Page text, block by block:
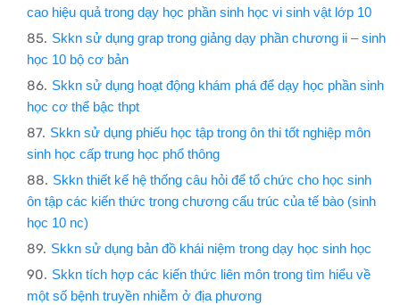
cao hiệu quả trong dạy học phần sinh học vi sinh vật lớp 10
Skkn sử dụng grap trong giảng dạy phần chương ii – sinh
học 10 bộ cơ bản
Skkn sử dụng hoạt động khám phá để dạy học phần sinh
học cơ thể bậc thpt
Skkn sử dụng phiếu học tập trong ôn thi tốt nghiệp môn
sinh học cấp trung học phổ thông
Skkn thiết kế hệ thống câu hỏi để tổ chức cho học sinh
ôn tập các kiến thức trong chương cấu trúc của tế bào (sinh
học 10 nc)
Skkn sử dụng bản đồ khái niệm trong dạy học sinh học
Skkn tích hợp các kiến thức liên môn trong tìm hiểu về
một số bệnh truyền nhiễm ở địa phương